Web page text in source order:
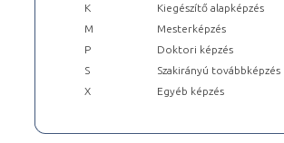
K
Kiegészítő alapképzés
M
Mesterképzés
P
Doktori képzés
S
Szakirányú továbbképzés
X
Egyéb képzés